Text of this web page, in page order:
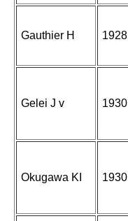
Gauthier H 1928
Gelei J v 1930
Okugawa KI 1930